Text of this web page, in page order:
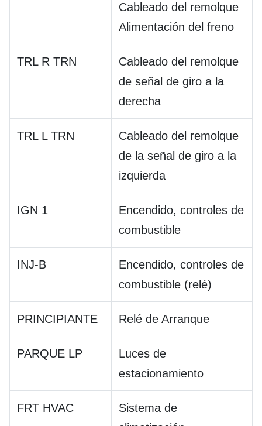
Cableado del remolque
Alimentación del freno
TRL R TRN
Cableado del remolque
de señal de giro a la
derecha
TRL L TRN
Cableado del remolque
de la señal de giro a la
izquierda
IGN 1
Encendido, controles de
combustible
INJ-B
Encendido, controles de
combustible (relé)
PRINCIPIANTE Relé de Arranque
PARQUE LP
Luces de
estacionamiento
FRT HVAC
Sistema de